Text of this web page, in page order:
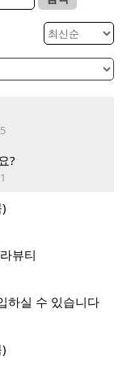
?
뷰티
하실 수 있습니다